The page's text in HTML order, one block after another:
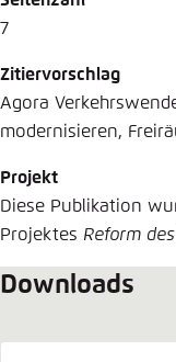
7
Zitiervorschlag
Agora
modernisieren,
Projekt
Diese Publikation
Projektes Reform
Downloads